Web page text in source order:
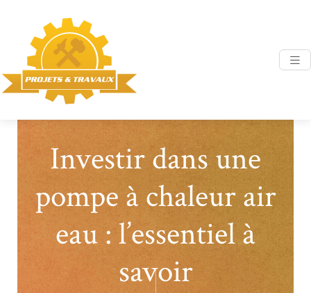
Investir dans une
pompe à chaleur air
eau : l’essentiel à
savoir